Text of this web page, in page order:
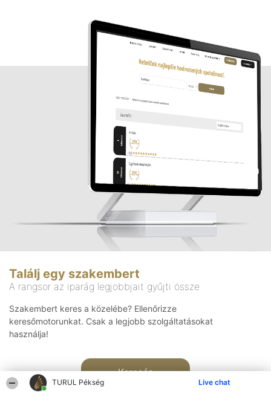
TURUL Pékség Live chat
Találj egy szakembert
A rangsor az iparág legjobbjait gyűjti össze
Szakembert keres a közelébe? Ellenőrizze
keresőmotorunkat. Csak a legjobb szolgáltatásokat
használja!
Keresés